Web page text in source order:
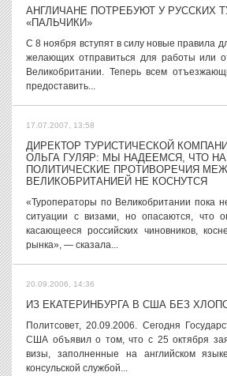
АНГЛИЧАНЕ ПОТРЕБУЮТ У РУССКИХ
«ПАЛЬЧИКИ»
С 8 ноября вступят в силу новые правила
желающих отправиться для работы или
Великобритании. Теперь всем
предоставить...
17.07.2007, 13:58
ДИРЕКТОР ТУРИСТИЧЕСКОЙ
ОЛЬГА ГУЛЯР: МЫ НАДЕЕМСЯ, ЧТО
ПОЛИТИЧЕСКИЕ ПРОТИВОРЕЧИЯ
ВЕЛИКОБРИТАНИЕЙ НЕ КОСНУТСЯ
«Туроператоры по Великобритании пока
ситуации с визами, но опасаются, что
касающееся российских чиновников,
рынка», — сказала...
20.09.2006, 14:36
ИЗ ЕКАТЕРИНБУРГА В США БЕЗ
Политсовет, 20.09.2006. Сегодня
США объявил о том, что с 25 октября
визы, заполненные на английском
консульской службой...